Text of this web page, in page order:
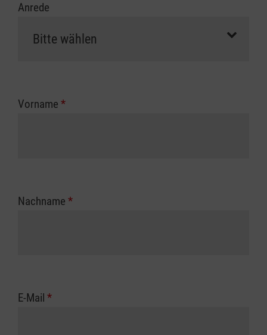
Anrede
Vorname *
Nachname *
E-Mail *